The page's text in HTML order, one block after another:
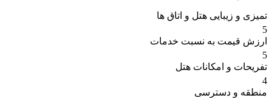
تمیزی و زیبایی هتل و اتاق ها
5
ارزش قیمت به نسبت خدمات
5
تفریحات و امکانات هتل
4
منطقه و دسترسی